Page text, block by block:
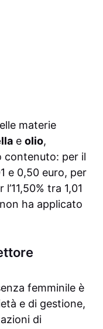
materie
e olio,
contenuto: per il
e 0,50 euro, per
tra 1,01
ha applicato
femminile è
e di gestione,
di